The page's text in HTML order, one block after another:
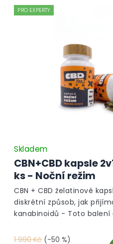
PRO EXPERTY
CBN+CBD kapsle
ks - Noční režim
Skladem
1 990 Kč (-50 %)
CBN + CBD želatinové
diskrétní způsob, jak
kanabinoidů - Toto balení
certifikovaného konopí a